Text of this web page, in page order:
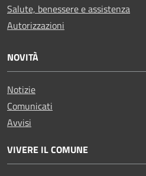
Salute, benessere e assistenza
Autorizzazioni
NOVITÀ
Notizie
Comunicati
Avvisi
VIVERE IL COMUNE